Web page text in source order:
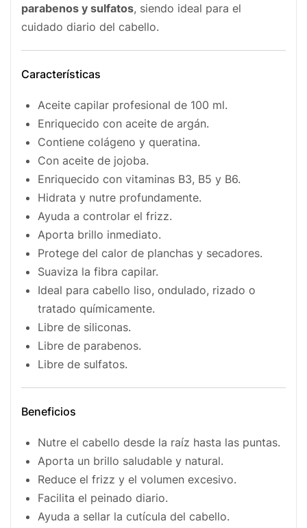
parabenos y sulfatos, siendo ideal para el
cuidado diario del cabello.
Características
Aceite capilar profesional de 100 ml.
Enriquecido con aceite de argán.
Contiene colágeno y queratina.
Con aceite de jojoba.
Enriquecido con vitaminas B3, B5 y B6.
Hidrata y nutre profundamente.
Ayuda a controlar el frizz.
Aporta brillo inmediato.
Protege del calor de planchas y secadores.
Suaviza la fibra capilar.
Ideal para cabello liso, ondulado, rizado o
tratado químicamente.
Libre de siliconas.
Libre de parabenos.
Libre de sulfatos.
Beneficios
Nutre el cabello desde la raíz hasta las puntas.
Aporta un brillo saludable y natural.
Reduce el frizz y el volumen excesivo.
Facilita el peinado diario.
Ayuda a sellar la cutícula del cabello.